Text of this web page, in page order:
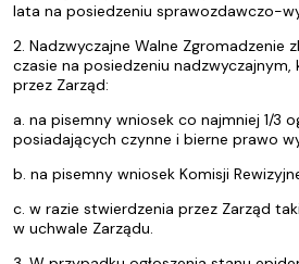
lata na posiedzeniu sprawozdawczo-
2. Nadzwyczajne Walne Zgromadzenie
czasie na posiedzeniu nadzwyczajnym,
przez Zarząd:
a. na pisemny wniosek co najmniej 1/3
posiadających czynne i bierne prawo
b. na pisemny wniosek Komisji
c. w razie stwierdzenia przez Zarząd
w uchwale Zarządu.